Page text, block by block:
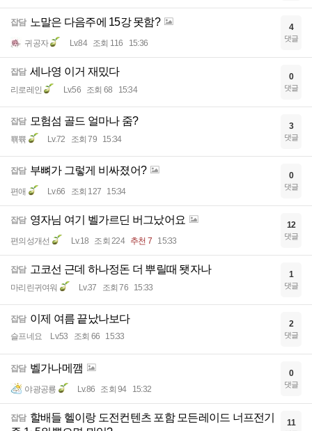
잡담 노말은 다음주에 15강 못함?
귀공자 Lv.84 조회 116 15:36
4
댓글
잡담 세나영 이거 재밌다
리로레인 Lv.56 조회 68 15:34
0
댓글
잡담 모험섬 골드 얼마나 줌?
뾲쀾 Lv.72 조회 79 15:34
3
댓글
잡담 부뼈가 그렇게 비싸졌어?
편애 Lv.66 조회 127 15:34
0
댓글
잡담 영자님 여기 벨가르딘 버그났어요
편의성개선 Lv.18 조회 224 추천 7 15:33
12
댓글
잡담 고코선 근데 하나정돈 더 뿌릴때 됏자나
마리린귀여워 Lv.37 조회 76 15:33
1
댓글
잡담 이제 여름 끝났나보다
슬프네요 Lv.53 조회 66 15:33
2
댓글
잡담 벨가나메깸
야광공룡 Lv.86 조회 94 15:32
0
댓글
잡담 할배들 헬이랑 도전컨텐츠 포함 모든레이드 너프전기
11